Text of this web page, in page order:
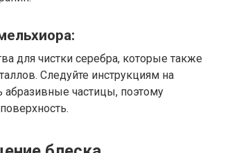
для чистки серебра, которые также
Следуйте инструкциям на
абразивные частицы, поэтому